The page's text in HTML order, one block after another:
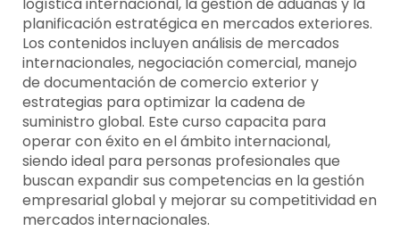
planificación estratégica en mercados exteriores.
Los contenidos incluyen análisis de mercados
internacionales, negociación comercial, manejo
de documentación de comercio exterior y
estrategias para optimizar la cadena de
suministro global. Este curso capacita para
operar con éxito en el ámbito internacional,
siendo ideal para personas profesionales que
buscan expandir sus competencias en la gestión
empresarial global y mejorar su competitividad en
mercados internacionales.